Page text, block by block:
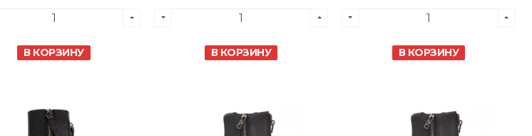
В КОРЗИНУ В КОРЗИНУ В КОРЗИНУ